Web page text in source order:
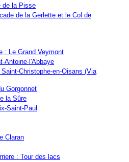
de la Pisse
de la Gerlette et le Col de
: Le Grand Veymont
Antoine-l'Abbaye
Christophe-en-Oisans (Via
Gorgonnet
la Sûre
Saint-Paul
Claran
: Tour des lacs